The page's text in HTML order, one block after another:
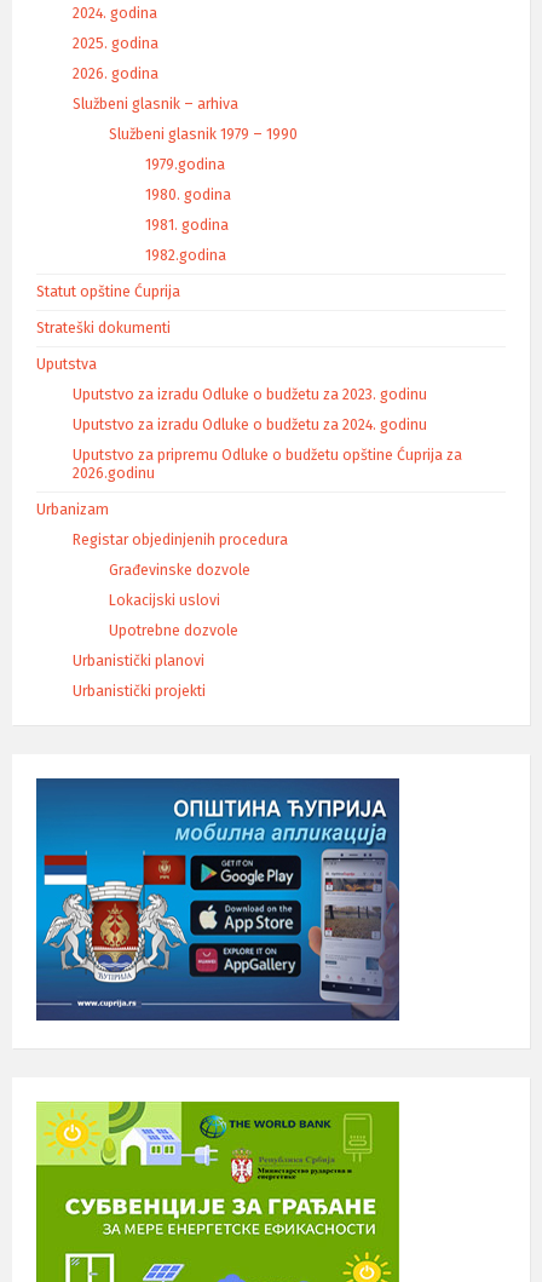
2024. godina
2025. godina
2026. godina
Službeni glasnik – arhiva
Službeni glasnik 1979 – 1990
1979.godina
1980. godina
1981. godina
1982.godina
Statut opštine Ćuprija
Strateški dokumenti
Uputstva
Uputstvo za izradu Odluke o budžetu za 2023. godinu
Uputstvo za izradu Odluke o budžetu za 2024. godinu
Uputstvo za pripremu Odluke o budžetu opštine Ćuprija za
2026.godinu
Urbanizam
Registar objedinjenih procedura
Građevinske dozvole
Lokacijski uslovi
Upotrebne dozvole
Urbanistički planovi
Urbanistički projekti